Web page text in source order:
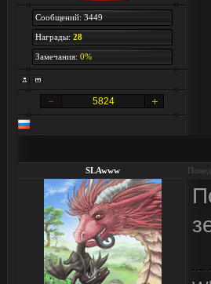
Сообщений: 3449
Награды: 28
Замечания: 0%
5824
SLAwww